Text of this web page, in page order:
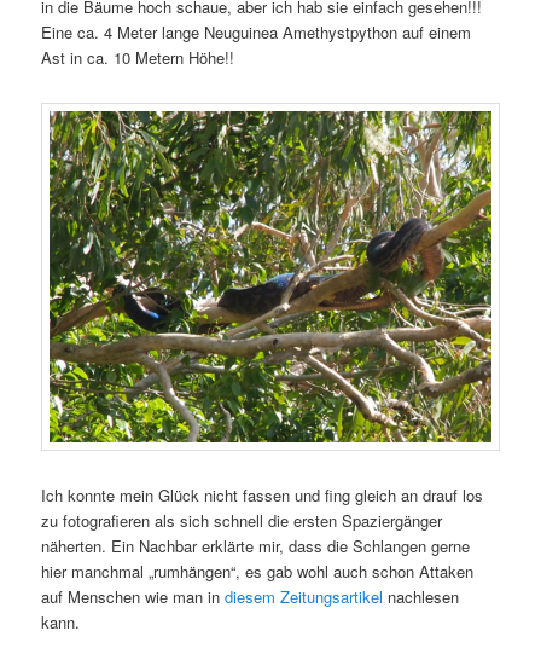
in die Bäume hoch schaue, aber ich hab sie einfach gesehen!!!
Eine ca. 4 Meter lange Neuguinea Amethystpython auf einem
Ast in ca. 10 Metern Höhe!!
Ich konnte mein Glück nicht fassen und fing gleich an drauf los
zu fotografieren als sich schnell die ersten Spaziergänger
näherten. Ein Nachbar erklärte mir, dass die Schlangen gerne
hier manchmal „rumhängen“, es gab wohl auch schon Attaken
auf Menschen wie man indiesem Zeitungsartikel nachlesen
kann.